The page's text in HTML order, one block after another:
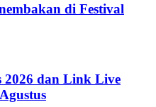
di Festival
2026 dan Link Live